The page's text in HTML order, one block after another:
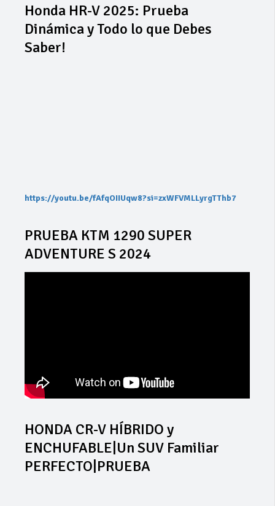
Honda HR-V 2025: Prueba
Dinámica y Todo lo que Debes
Saber!
https://youtu.be/fAfqOIIUqw8?si=zxWFVMLLyrgTThb7
PRUEBA KTM 1290 SUPER
ADVENTURE S 2024
HONDA CR-V HÍBRIDO y
ENCHUFABLE|Un SUV Familiar
PERFECTO|PRUEBA